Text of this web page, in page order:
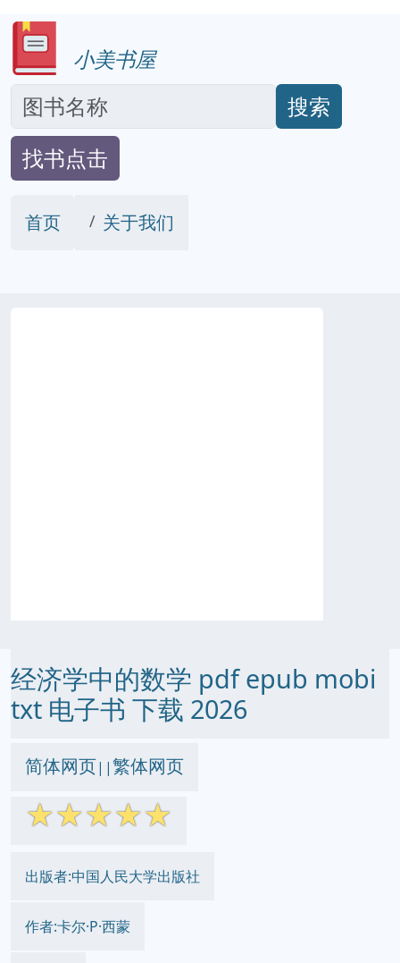
小美书屋
搜索
找书点击
首页 关于我们
经济学中的数学 pdf epub mobi
txt 电子书 下载 2026
简体网页||繁体网页
☆☆☆☆☆
出版者:中国人民大学出版社
作者:卡尔·P·西蒙